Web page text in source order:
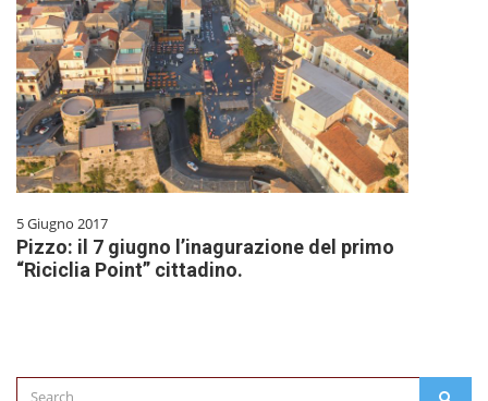
5 Giugno 2017
Pizzo: il 7 giugno l’inagurazione del primo
“Riciclia Point” cittadino.
Search